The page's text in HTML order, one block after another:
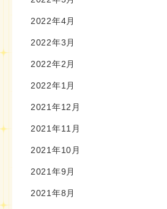
2022年4月
2022年3月
2022年2月
2022年1月
2021年12月
2021年11月
2021年10月
2021年9月
2021年8月